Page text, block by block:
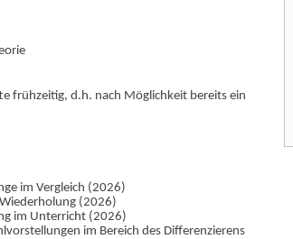
frühzeitig, d.h. nach Möglichkeit bereits ein
im Vergleich (2026)
(2026)
im Unterricht (2026)
im Bereich des Differenzierens